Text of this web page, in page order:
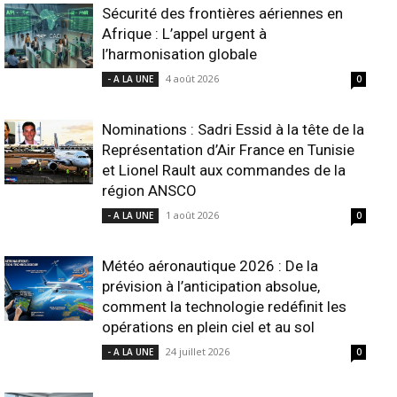
Sécurité des frontières aériennes en
Afrique : L’appel urgent à
l’harmonisation globale
- A LA UNE 4 août 2026 0
Nominations : Sadri Essid à la tête de la
Représentation d’Air France en Tunisie
et Lionel Rault aux commandes de la
région ANSCO
- A LA UNE 1 août 2026 0
Météo aéronautique 2026 : De la
prévision à l’anticipation absolue,
comment la technologie redéfinit les
opérations en plein ciel et au sol
- A LA UNE 24 juillet 2026 0